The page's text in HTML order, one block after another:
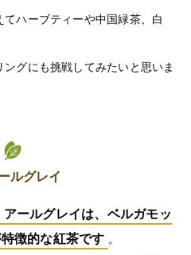
ハーブティーや中国緑茶、白
グにも挑戦してみたいと思いま
ルグレイ
アールグレイは、ベルガモッ
徴的な紅茶です 。